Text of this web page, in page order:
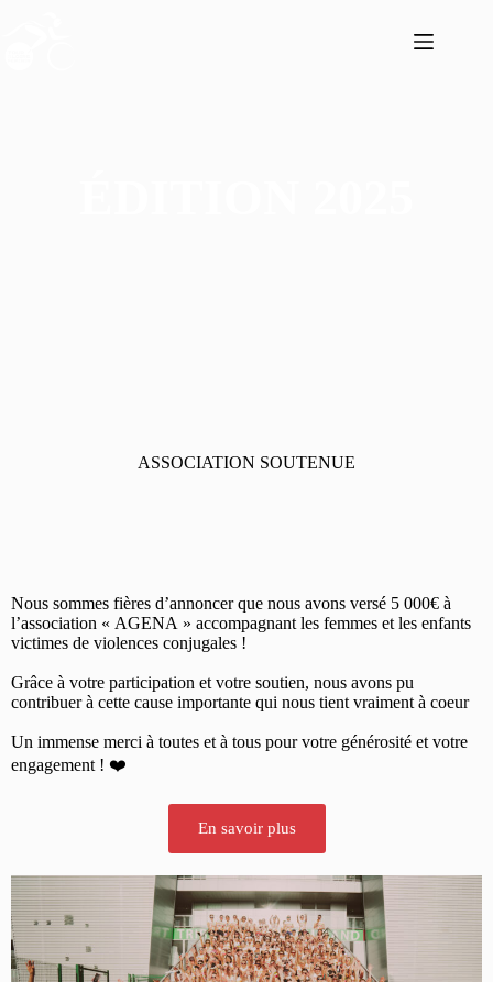
ASSOCIATION SOUTENUE
Nous sommes fières d’annoncer que nous avons versé 5 000€ à
l’association « AGENA » accompagnant les femmes et les enfants
victimes de violences conjugales !
Grâce à votre participation et votre soutien, nous avons pu
contribuer à cette cause importante qui nous tient vraiment à coeur
Un immense merci à toutes et à tous pour votre générosité et votre
engagement ! ❤️
En savoir plus